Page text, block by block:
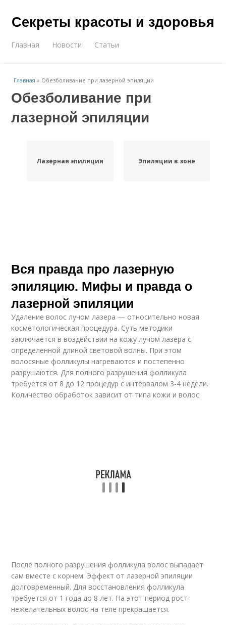
Секреты красоты и здоровья
Главная Новости Статьи
Главная » Обезболивание при лазерной эпиляции
Обезболивание при
лазерной эпиляции
Лазерная эпиляция Эпиляции в зоне
Вся правда про лазерную
эпиляцию. Мифы и правда о
лазерной эпиляции
Удаление волос лучом лазера — относительно новая
косметологическая процедура. Суть методики
заключается в воздействии на кожу лучом лазера с
определенной длиной световой волны. При этом
волосяные фолликулы нагреваются и постепенно
разрушаются. Для полного разрушения фолликула
требуется от 8 до 12 процедур с интервалом 3-4 недели.
Количество обработок зависит от типа кожи и волос.
После полного разрушения фолликула волос выпадает
сам вместе с корнем. Эффект от лазерной эпиляции
долговременный. Для восстановления фолликула
требуется от 1 года до 8 лет. На этот период рост
нежелательных волос на теле прекращается.